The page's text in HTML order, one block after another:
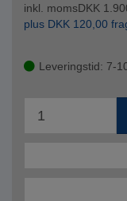
inkl. momsDKK
plus DKK 120,00
Leveringstid: 7-